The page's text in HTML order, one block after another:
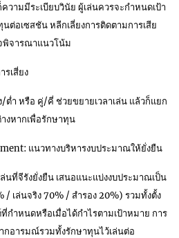
วามมีระเบียบวินัย ผู้เล่นควรจะกำหนดเป้า
ต่อเซสชัน หลีกเลี่ยงการติดตามการเสีย
พิจารณาแนวโน้ม
รเสี่ยง
/ต่ำ หรือ คู่/คี่ ช่วยขยายเวลาเล่น แล้วก็แยก
างหากเพื่อรักษาทุน
แนวทางบริหารงบประมาณให้ยั่งยืน
นที่จีรังยั่งยืน เสนอแนะแบ่งงบประมาณเป็น
เล่นจริง 70% / สำรอง 20%) รวมทั้งตั้ง
กำหนดหรือเมื่อได้กำไรตามเป้าหมาย การ
อารมณ์รวมทั้งรักษาทุนไว้เล่นต่อ